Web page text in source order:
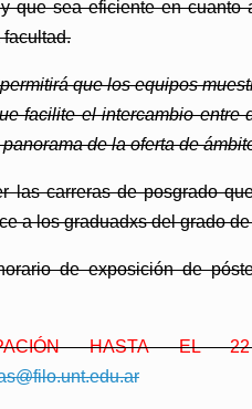
que sea eficiente en
que los equipos
facilite el intercambio
de la oferta de
las carreras de posgrado
a los graduadxs del grado
de exposición de
HASTA